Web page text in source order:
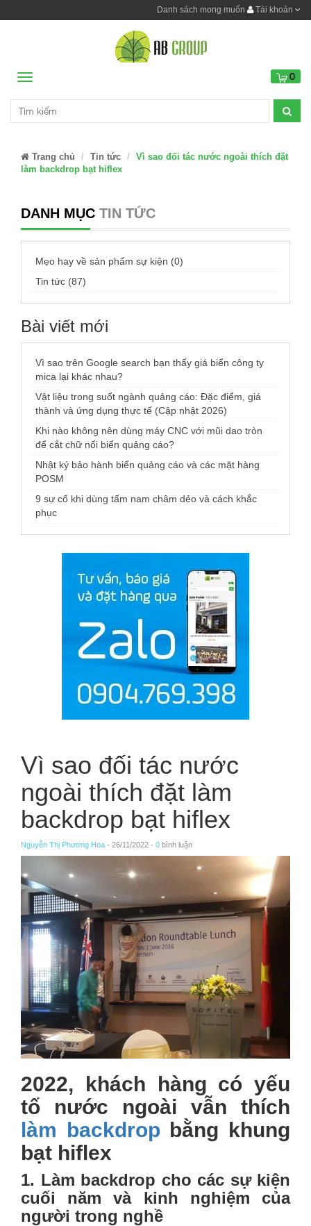
Danh sách mong muốn Tài khoản
Menu 0
Trang chủ Tin tức
Vì sao đối tác nước ngoài thích đặt
làm backdrop bạt hiflex
DANH MỤC TIN TỨC
Mẹo hay về sản phẩm sự kiện (0)
Tin tức (87)
Bài viết mới
Vì sao trên Google search bạn thấy giá biển công ty
mica lại khác nhau?
Vật liệu trong suốt ngành quảng cáo: Đặc điểm, giá
thành và ứng dụng thực tế (Cập nhật 2026)
Khi nào không nên dùng máy CNC với mũi dao tròn
để cắt chữ nổi biển quảng cáo?
Nhật ký bảo hành biển quảng cáo và các mặt hàng
POSM
9 sự cố khi dùng tấm nam châm dẻo và cách khắc
phục
Vì sao đối tác nước
ngoài thích đặt làm
backdrop bạt hiflex
Nguyễn Thị Phương Hoa - 26/11/2022 - 0 bình luận
2022, khách hàng có yếu
tố nước ngoài vẫn thích
làm backdrop bằng khung
bạt hiflex
1. Làm backdrop cho các sự kiện
cuối năm và kinh nghiệm của
người trong nghề